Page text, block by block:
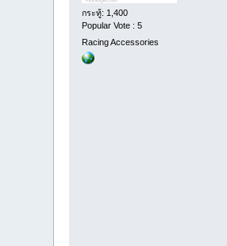
กระทู้: 1,400
Popular Vote : 5
Racing Accessories